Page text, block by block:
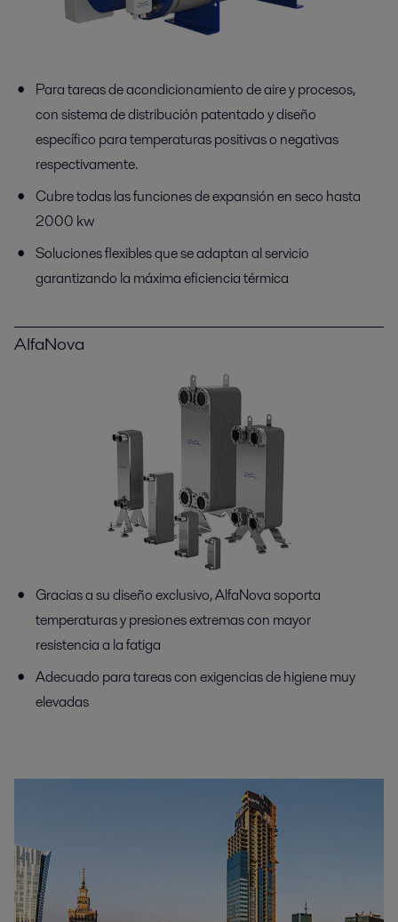
Para tareas de acondicionamiento de aire y procesos,
con sistema de distribución patentado y diseño
específico para temperaturas positivas o negativas
respectivamente.
Cubre todas las funciones de expansión en seco hasta
2000 kw
Soluciones flexibles que se adaptan al servicio
garantizando la máxima eficiencia térmica
AlfaNova
Gracias a su diseño exclusivo, AlfaNova soporta
temperaturas y presiones extremas con mayor
resistencia a la fatiga
Adecuado para tareas con exigencias de higiene muy
elevadas